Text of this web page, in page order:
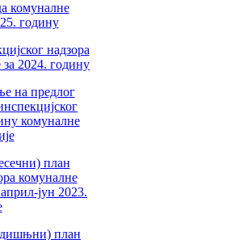
комуналне
годину
надзора
2024. годину
на предлог
комуналне
план
комуналне
јун 2023.
план